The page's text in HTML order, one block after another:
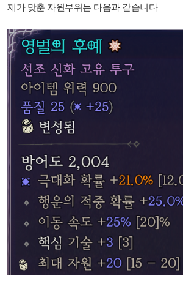
제가 맞춘 자원부위는 다음과 같습니다